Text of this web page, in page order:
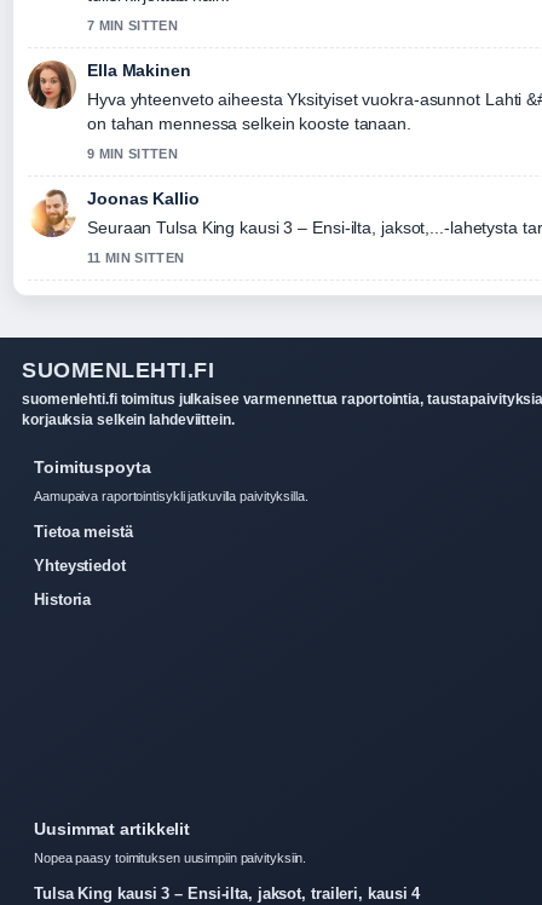
7 MIN SITTEN
Ella Makinen
Hyva yhteenveto aiheesta Yksityiset vuokra-asunnot Lahti
on tahan mennessa selkein kooste tanaan.
9 MIN SITTEN
Joonas Kallio
Seuraan Tulsa King kausi 3 – Ensi-ilta, jaksot,...-lahetysta
11 MIN SITTEN
SUOMENLEHTI.FI
suomenlehti.fi toimitus julkaisee varmennettua raportointia,
korjauksia selkein lahdeviittein.
Toimituspoyta
Aamupaiva raportointisykli jatkuvilla paivityksilla.
Tietoa meistä
Yhteystiedot
Historia
Uusimmat artikkelit
Nopea paasy toimituksen uusimpiin paivityksiin.
Tulsa King kausi 3 – Ensi-ilta, jaksot, traileri, kausi 4